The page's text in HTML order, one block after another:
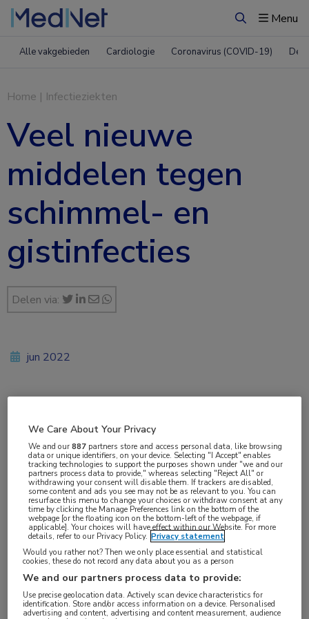
ZoekenMenu
Alle vakgebieden Cardiologie Coronavirus (COVID-19)
Home | Infectieziekten
Veel nieuwe
middelen tegen
schimmel- en
gistinfecties
Delen via:
jun 2022
Farmacie,Infectieziekten
Aandachtsgebieden:
Schimmelinfecties
Tags:
amfotericine B,aspergillose, Aspergillus,Candida
19,fosmanogepix,ibrexafungerp,manogepix,olorofim
opelconazol,rezafungine
We Care About Your Privacy
We and our887 partners store and access personal data, like browsing
data or unique identifiers, on your device. Selecting "I Accept" enables
tracking technologies to support the purposes shown under "we and our
partners process data to provide," whereas selecting "Reject All" or
withdrawing your consent will disable them. If trackers are disabled,
some content and ads you see may not be as relevant to you. You can
resurface this menu to change your choices or withdraw consent at any
time by clicking the Manage Preferences link on the bottom of the
webpage [or the floating icon on the bottom-left of the webpage, if
applicable]. Your choices will have effect within our Website. For more
details, refer to our Privacy Policy. Privacy statement
Would you rather not? Then we only place essential and statistical
cookies, these do not record any data about you as a person
We and our partners process data to provide:
Use precise geolocation data. Actively scan device characteristics for
identification. Store and/or access information on a device. Personalised
advertising and content, advertising and content measurement, audience